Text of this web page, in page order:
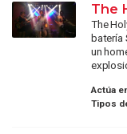
The
The
batería
un
Actúa
Tipos